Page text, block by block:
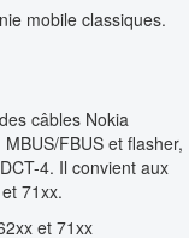
mobile classiques.
câbles Nokia
FBUS et flasher,
4. Il convient aux
71xx.
et 71xx